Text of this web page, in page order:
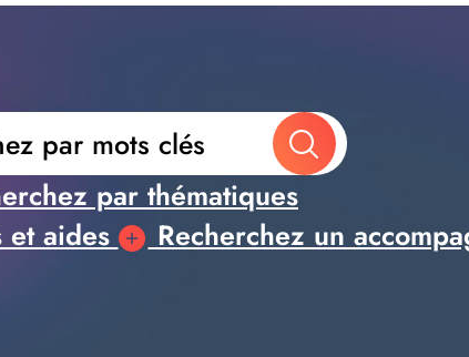
par thématiques
et aides
Recherchez un